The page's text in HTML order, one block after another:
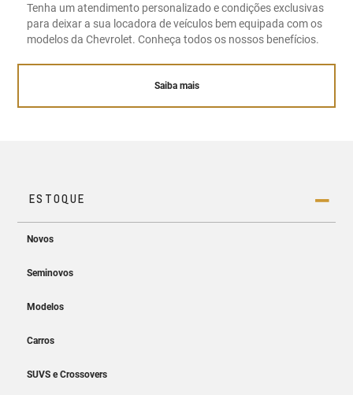
Tenha um atendimento personalizado e condições exclusivas
para deixar a sua locadora de veículos bem equipada com os
modelos da Chevrolet. Conheça todos os nossos benefícios.
Saiba mais